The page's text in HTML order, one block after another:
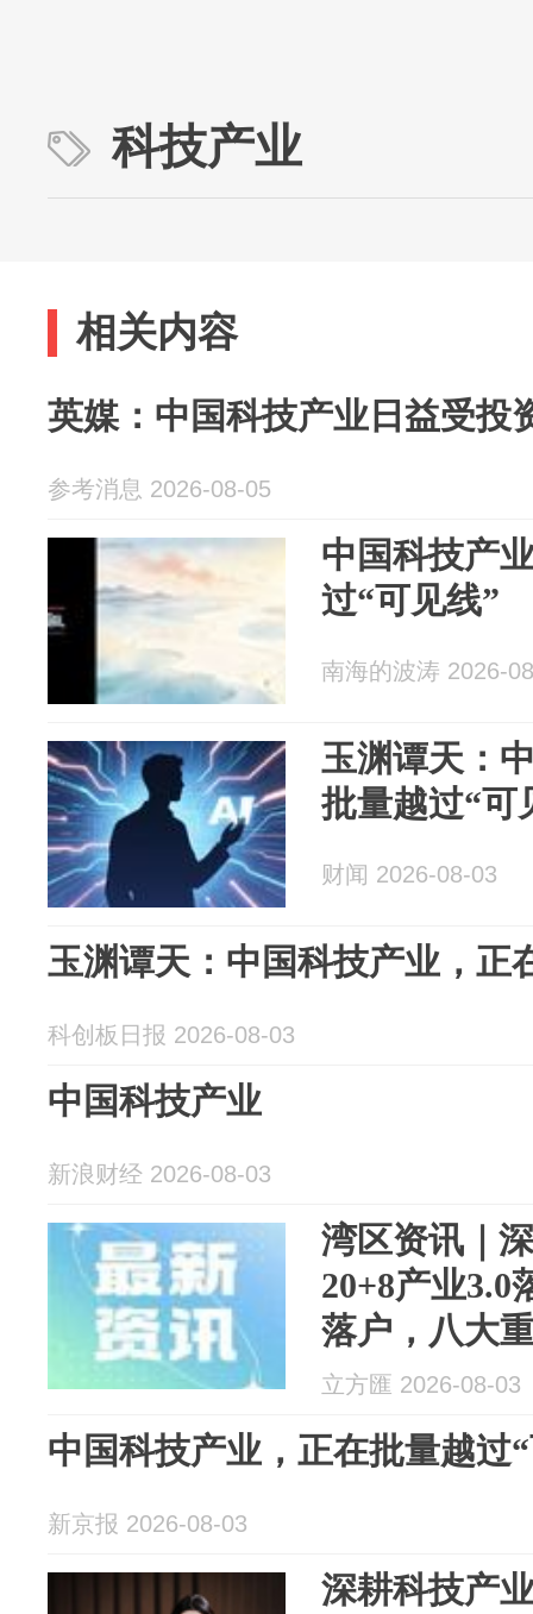
科技产业
相关内容
英媒：中国科技产业日益受投
参考消息 2026-08-05
中国科技产
过“可见线”
南海的波涛 2026-
玉渊谭天：
批量越过“可
财闻 2026-08-03
玉渊谭天：中国科技产业，正
科创板日报 2026-08-03
中国科技产业
新浪财经 2026-08-03
湾区资讯｜
20+8产业3.0
落户，八大
总
立方匯 2026-08-03
中国科技产业，正在批量越过
新京报 2026-08-03
深耕科技产